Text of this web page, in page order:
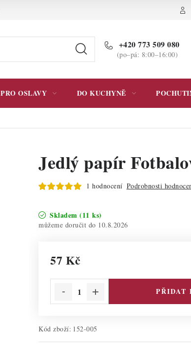
Podmínky ochrany osobních údajů
+420 773 509 080
(po–pá: 8:00–16:00)
PRO OSLAVY DO KUCHYNĚ
Jedlý papír
1 hodnocení Podrobnosti
Skladem (11 ks)
10.8.2026
57 Kč
PŘIDAT
Kód zboží: 152-005